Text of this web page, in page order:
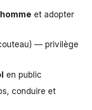
et adopter
— privilège
en public
conduire et